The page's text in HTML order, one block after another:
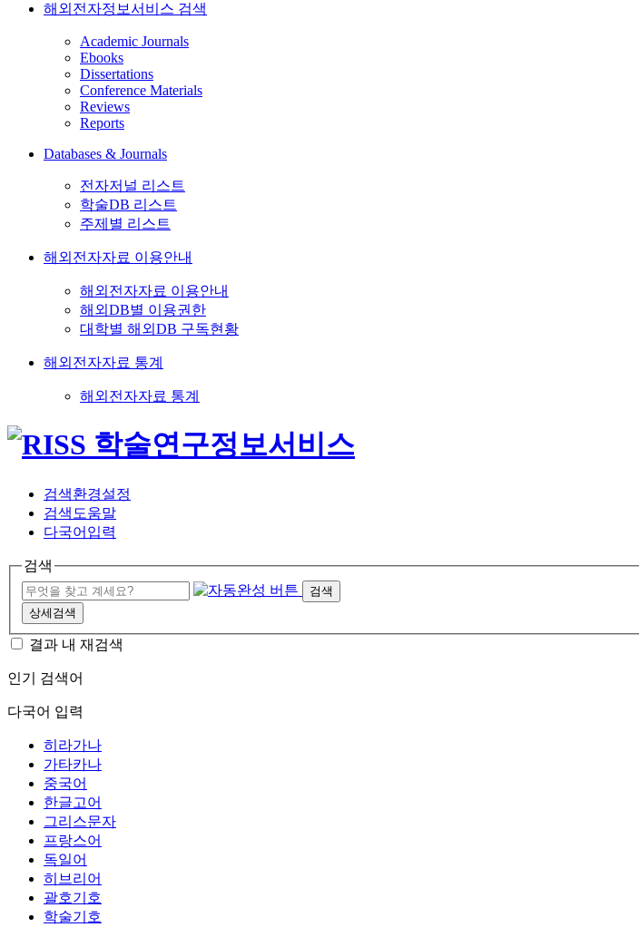
해외전자정보서비스 검색
Academic Journals
Ebooks
Dissertations
Conference Materials
Reviews
Reports
Databases & Journals
전자저널 리스트
학술DB 리스트
주제별 리스트
해외전자자료 이용안내
해외전자자료 이용안내
해외DB별 이용권한
대학별 해외DB 구독현황
해외전자자료 통계
해외전자자료 통계
검색환경설정
검색도움말
다국어입력
검색
검색
상세검색
결과 내 재검색
인기 검색어
다국어 입력
히라가나
가타카나
중국어
한글고어
그리스문자
프랑스어
독일어
히브리어
괄호기호
학술기호